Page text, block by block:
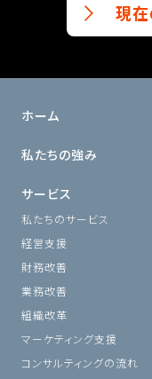
現
ホーム
私たちの強み
サービス
私たちのサービス
経営支援
財務改善
業務改善
組織改革
マーケティング支援
コンサルティングの流れ